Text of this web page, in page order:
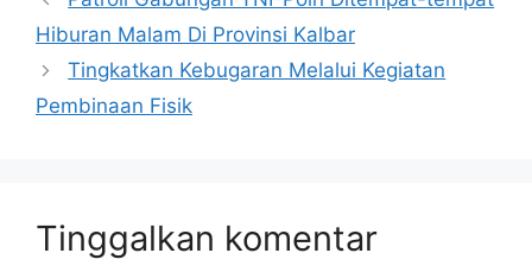
Hiburan Malam Di Provinsi Kalbar
Tingkatkan Kebugaran Melalui Kegiatan
Pembinaan Fisik
Tinggalkan komentar